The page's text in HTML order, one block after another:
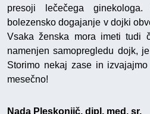
presoji lečečega
bolezensko dogajanje v dojki
Vsaka ženska mora imeti
namenjen samopregledu dojk,
Storimo nekaj zase in
mesečno!
Nada Pleskonjič, dipl. med. sr.